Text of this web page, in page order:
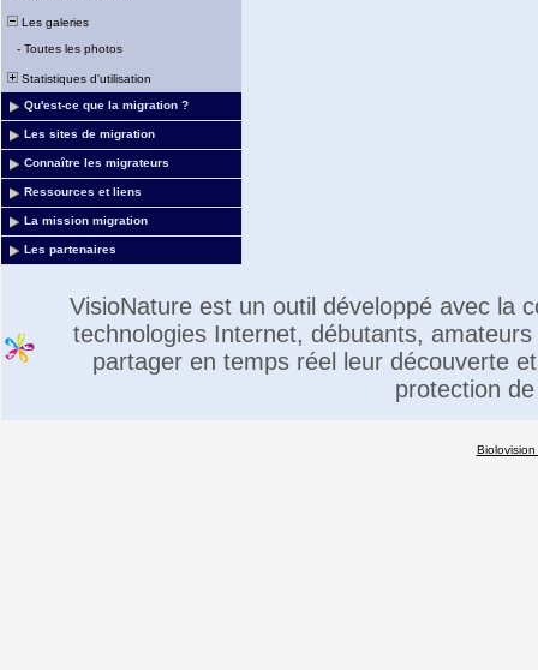
Les galeries
- Toutes les photos
Statistiques d'utilisation
Qu'est-ce que la migration ?
Les sites de migration
Connaître les migrateurs
Ressources et liens
La mission migration
Les partenaires
VisioNature est un outil développé avec la
technologies Internet, débutants,
partager en temps réel leur découverte
protection
Biolovision